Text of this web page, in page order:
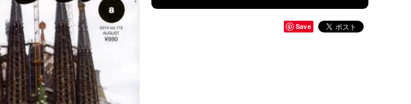
Save